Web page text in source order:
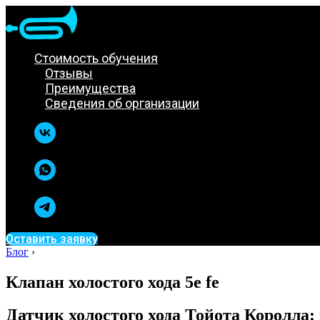
Стоимость обучения
Отзывы
Преимущества
Сведения об организации
Оставить заявку
Блог ›
Клапан холостого хода 5e fe
Датчик холостого хода Тойота